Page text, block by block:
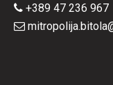
+389 47 236 967